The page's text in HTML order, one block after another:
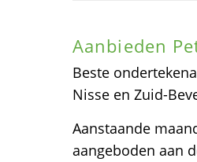
Aanbieden
Beste
Nisse en Zuid-
Aanstaande
aangeboden aan